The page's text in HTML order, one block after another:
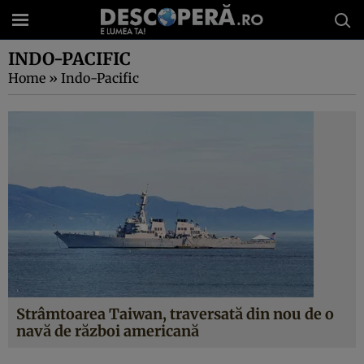
INDO-PACIFIC
Home » Indo-Pacific
Strâmtoarea Taiwan, traversată din nou de o
navă de război americană